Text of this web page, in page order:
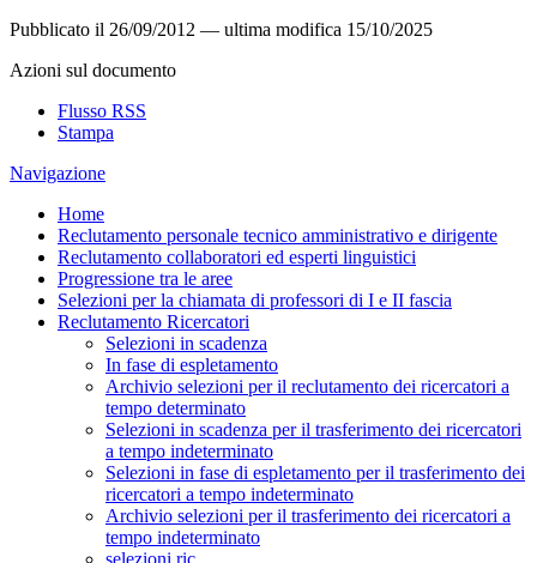
Pubblicato il 26/09/2012 — ultima modifica 15/10/2025
Azioni sul documento
Flusso RSS
Stampa
Navigazione
Home
Reclutamento personale tecnico amministrativo e dirigente
Reclutamento collaboratori ed esperti linguistici
Progressione tra le aree
Selezioni per la chiamata di professori di I e II fascia
Reclutamento Ricercatori
Selezioni in scadenza
In fase di espletamento
Archivio selezioni per il reclutamento dei ricercatori a
tempo determinato
Selezioni in scadenza per il trasferimento dei ricercatori
a tempo indeterminato
Selezioni in fase di espletamento per il trasferimento dei
ricercatori a tempo indeterminato
Archivio selezioni per il trasferimento dei ricercatori a
tempo indeterminato
selezioni ric